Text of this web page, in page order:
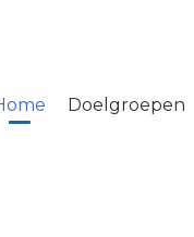
Doelgroepen